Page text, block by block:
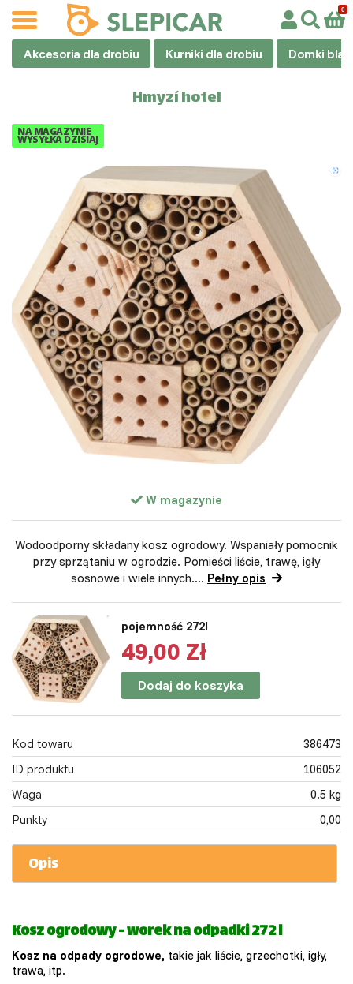
Akcesoria dla drobiu Kurniki dla drobiu Domki
Hmyzí hotel
NA MAGAZYNIE
WYSYŁKA DZISIAJ
W magazynie
Wodoodporny składany kosz ogrodowy. Wspaniały pomocnik
przy sprzątaniu w ogrodzie. Pomieści liście, trawę, igły
sosnowe i wiele innych.... Pełny opis
pojemność 272l
49,00 Zł
Dodaj do koszyka
Kod towaru
386473
ID produktu
106052
Waga
0.5 kg
Punkty
0,00
Opis
Kosz ogrodowy - worek na odpadki 272 l
Kosz na odpady ogrodowe, takie jak liście, grzechotki, igły,
trawa, itp.